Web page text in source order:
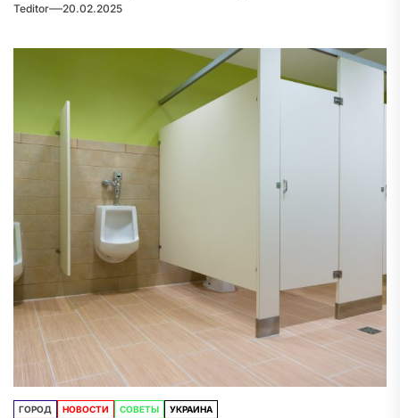
постоянного комфорта при...
Teditor 20.02.2025
ГОРОД НОВОСТИ СОВЕТЫ УКРАИНА